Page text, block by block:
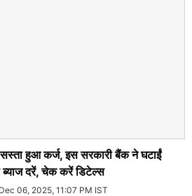
हुआ कर्ज, इस सरकारी बैंक ने घटाईं
ब्याज दरें, चेक करें डिटेल्स
06, 2025, 11:07 PM IST